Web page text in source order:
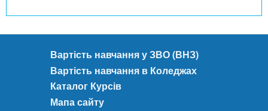
Вартість навчання у ЗВО (ВНЗ)
Вартість навчання в Коледжах
Каталог Курсів
Мапа сайту